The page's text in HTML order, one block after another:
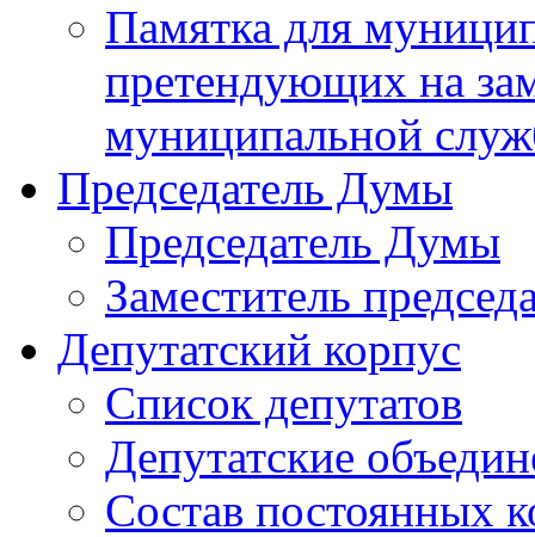
Памятка для
претендующих на
муниципальной
Председатель Думы
Председатель Думы
Заместитель
Депутатский корпус
Список депутатов
Депутатские
Состав постоянных